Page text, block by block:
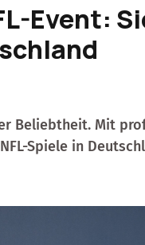
Event:
Beliebtheit. Mit
Spiele in